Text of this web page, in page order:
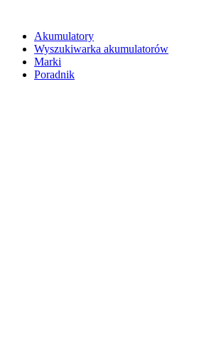
Akumulatory
Wyszukiwarka akumulatorów
Marki
Poradnik